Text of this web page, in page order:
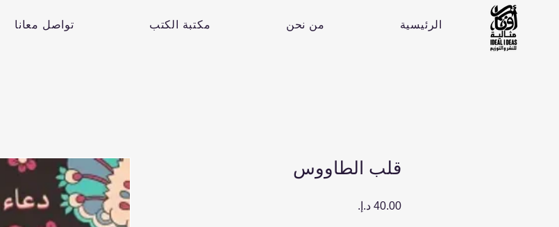
تواصل معانا مكتبة الكتب من نحن الرئيسية
قلب الطاووس